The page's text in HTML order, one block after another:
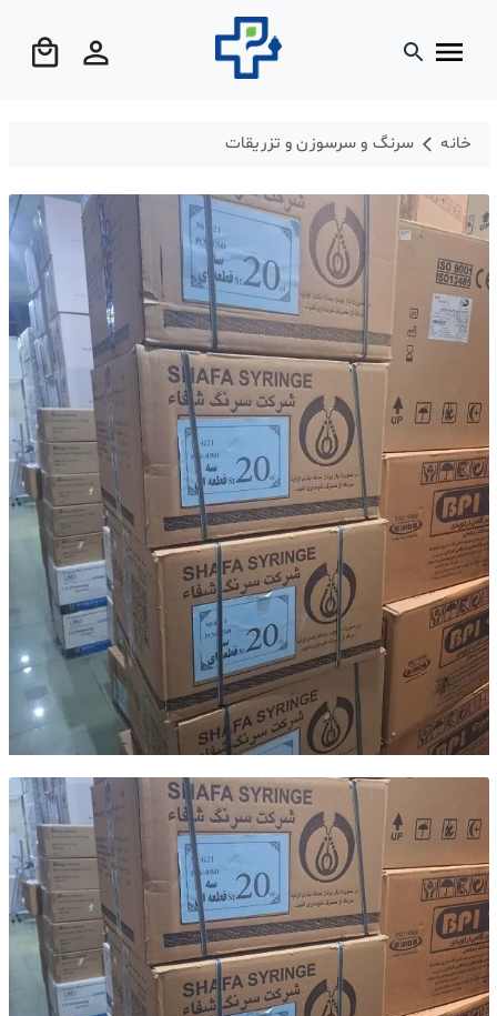
خانه سرنگ و سرسوزن و تزریقات